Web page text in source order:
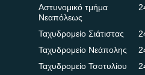
Αστυνομικό τμήμα
Νεαπόλεως
Ταχυδρομείο Σιάτιστας
Ταχυδρομείο Νεάπολης
Ταχυδρομείο Τσοτυλίου